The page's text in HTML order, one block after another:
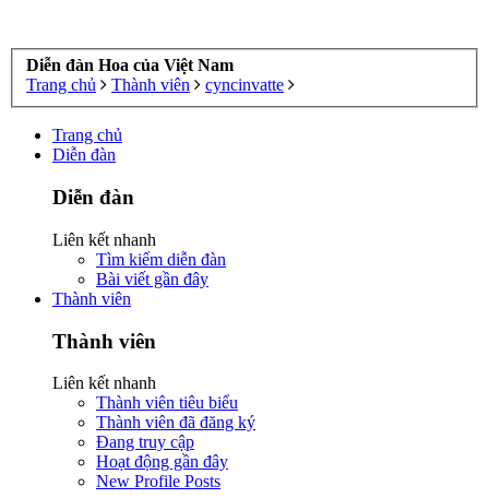
Diễn đàn Hoa của Việt Nam
Trang chủ
Thành viên cyncinvatte
Trang chủ
Diễn đàn
Diễn đàn
Liên kết nhanh
Tìm kiếm diễn đàn
Bài viết gần đây
Thành viên
Thành viên
Liên kết nhanh
Thành viên tiêu biểu
Thành viên đã đăng ký
Đang truy cập
Hoạt động gần đây
New Profile Posts